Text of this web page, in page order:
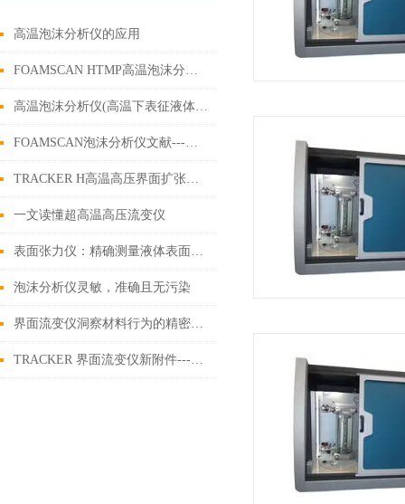
高温泡沫分析仪的应用
FOAMSCAN HTMP高温泡沫分析仪 || 仪器介绍
高温泡沫分析仪(高温下表征液体泡沫特性)
FOAMSCAN泡沫分析仪文献---粉煤灰纳米颗粒稳定泡沫对采油的影响
TRACKER H高温高压界面扩张流变仪 || 高温高压界面流变特性测量
一文读懂超高温高压流变仪
表面张力仪：精确测量液体表面张力的科学工具
泡沫分析仪灵敏，准确且无污染
界面流变仪洞察材料行为的精密仪器
TRACKER 界面流变仪新附件---LTHP型低温高压压力腔